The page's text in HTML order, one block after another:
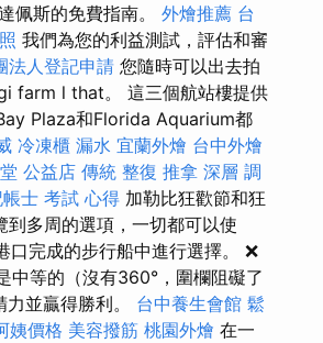
佩斯的免費指南。 外燴推薦 台
我們為您的利益測試，評估和審
法人登記申請 您隨時可以出去拍
farm l that。 這三個航站樓提供
Plaza和Florida Aquarium都
冷凍櫃 漏水 宜蘭外燴 台中外燴
公益店 傳統 整復 推拿 深層 調
士 考試 心得 加勒比狂歡節和狂
多周的選項，一切都可以使
完成的步行船中進行選擇。 ❌
中等的（沒有360°，圍欄阻礙了
並贏得勝利。 台中養生會館 鬆
姨價格 美容撥筋 桃園外燴 在一